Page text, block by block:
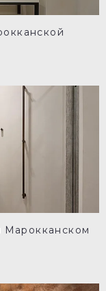
Марокканском